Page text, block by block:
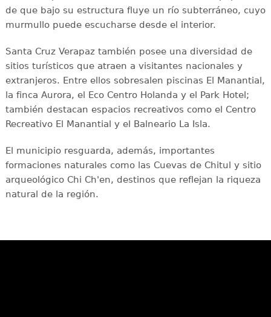
de que bajo su estructura fluye un río subterráneo, cuyo
murmullo puede escucharse desde el interior.
Santa Cruz Verapaz también posee una diversidad de
sitios turísticos que atraen a visitantes nacionales y
extranjeros. Entre ellos sobresalen piscinas El Manantial,
la finca Aurora, el Eco Centro Holanda y el Park Hotel;
también destacan espacios recreativos como el Centro
Recreativo El Manantial y el Balneario La Isla.
El municipio resguarda, además, importantes
formaciones naturales como las Cuevas de Chitul y sitio
arqueológico Chi Ch'en, destinos que reflejan la riqueza
natural de la región.